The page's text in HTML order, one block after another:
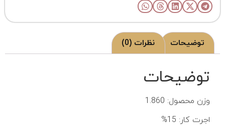
توضیحات نظرات (0)
توضیحات
وزن محصول: 1.860
اجرت کار: 15%